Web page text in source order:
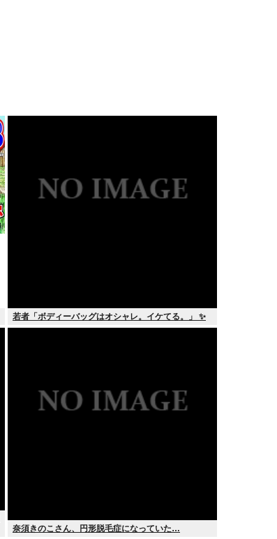
若者「ボディーバッグはオシャレ。イケてる。」 ✨
奈須きのこさん、円形脱毛症になっていた…